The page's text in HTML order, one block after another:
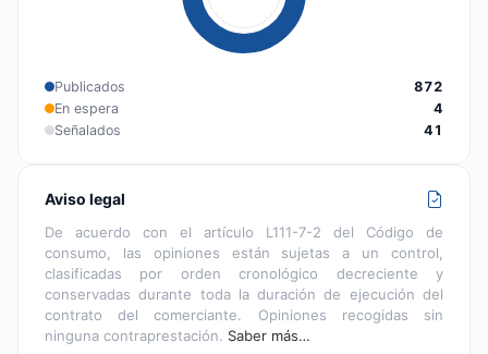
Publicados
872
En espera
4
Señalados
41
Aviso legal
De acuerdo con el artículo L111-7-2 del Código de
consumo, las opiniones están sujetas a un control,
clasificadas por orden cronológico decreciente y
conservadas durante toda la duración de ejecución del
contrato del comerciante. Opiniones recogidas sin
ninguna contraprestación. Saber más…